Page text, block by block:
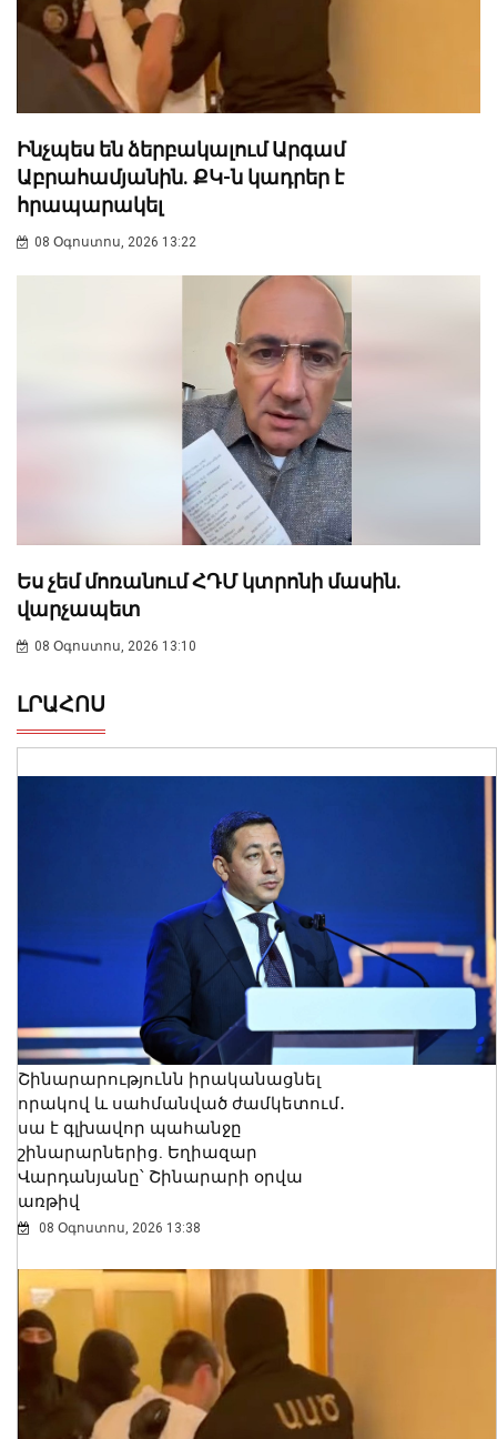
Ինչպես են ձերբակալում Արգամ
Աբրահամյանին. ՔԿ-ն կադրեր է
հրապարակել
08 Օգոստոս, 2026 13:22
Ես չեմ մոռանում ՀԴՄ կտրոնի մասին.
վարչապետ
08 Օգոստոս, 2026 13:10
ԼՐԱՀՈՍ
Շինարարությունն իրականացնել
որակով և սահմանված ժամկետում․
սա է գլխավոր պահանջը
շինարարներից. Եղիազար
Վարդանյանը՝ Շինարարի օրվա
առթիվ
08 Օգոստոս, 2026 13:38